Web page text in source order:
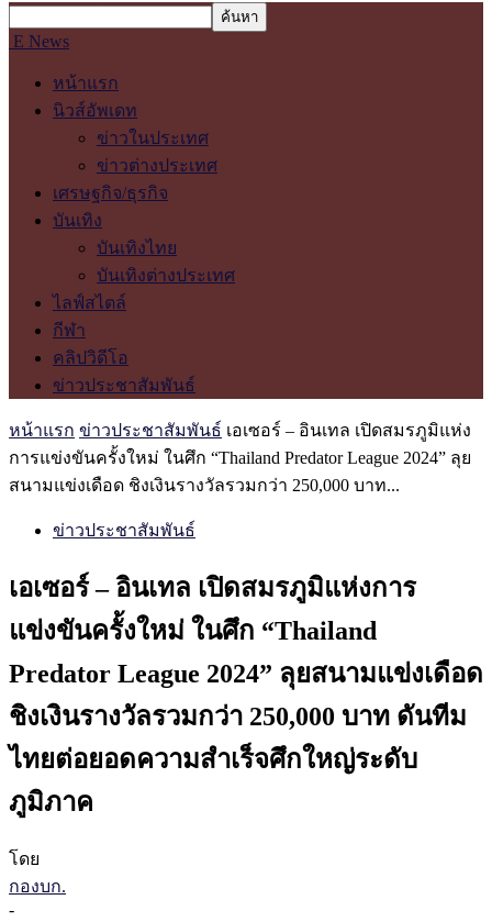
E News
หน้าแรก
นิวส์อัพเดท
ข่าวในประเทศ
ข่าวต่างประเทศ
เศรษฐกิจ/ธุรกิจ
บันเทิง
บันเทิงไทย
บันเทิงต่างประเทศ
ไลฟ์สไตล์
กีฬา
คลิปวิดีโอ
ข่าวประชาสัมพันธ์
หน้าแรก ข่าวประชาสัมพันธ์ เอเซอร์ – อินเทล เปิดสมรภูมิแห่ง
การแข่งขันครั้งใหม่ ในศึก “Thailand Predator League 2024” ลุย
สนามแข่งเดือด ชิงเงินรางวัลรวมกว่า 250,000 บาท...
ข่าวประชาสัมพันธ์
เอเซอร์ – อินเทล เปิดสมรภูมิแห่งการ
แข่งขันครั้งใหม่ ในศึก “Thailand
Predator League 2024” ลุยสนามแข่งเดือด
ชิงเงินรางวัลรวมกว่า 250,000 บาท ดันทีม
ไทยต่อยอดความสำเร็จศึกใหญ่ระดับ
ภูมิภาค
โดย
กองบก.
-